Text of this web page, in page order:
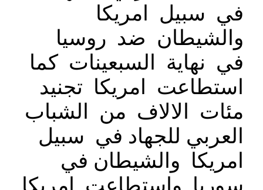
في سبيل امريكا
والشيطان ضد روسيا
في نهاية السبعينات كما
استطاعت امريكا تجنيد
مئات الالاف من الشباب
العربي للجهاد في سبيل
امريكا والشيطان في